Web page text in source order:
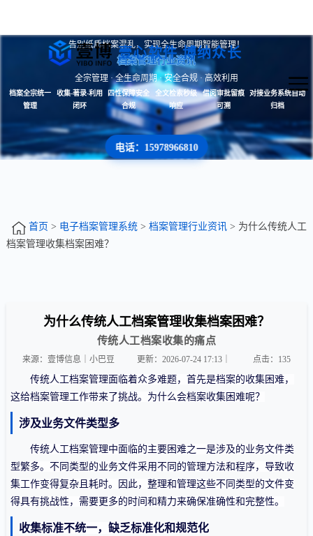
壹心软件 博纳众长
告别纸质档案混乱，实现全生命周期智能管理！
档案管理行业资讯
全宗管理 · 全生命周期 · 安全合规 · 高效利用
档案全宗统一
管理
收集-著录-利用
闭环
四性保障安全
合规
全文检索秒级
响应
借阅审批留痕
可溯
对接业务系统自动
归档
电话：15978966810
首页 > 电子档案管理系统> 档案管理行业资讯> 为什么传统人工
档案管理收集档案困难？
为什么传统人工档案管理收集档案困难？
传统人工档案收集的痛点
来源：壹博信息｜小巴豆 更新：2026-07-24 17:13｜ 点击： 135
传统人工档案管理面临着众多难题，首先是档案的收集困难，
这给档案管理工作带来了挑战。为什么会档案收集困难呢？
涉及业务文件类型多
传统人工档案管理中面临的主要困难之一是涉及的业务文件类
型繁多。不同类型的业务文件采用不同的管理方法和程序，导致收
集工作变得复杂且耗时。因此，整理和管理这些不同类型的文件变
得具有挑战性，需要更多的时间和精力来确保准确性和完整性。
收集标准不统一，缺乏标准化和规范化